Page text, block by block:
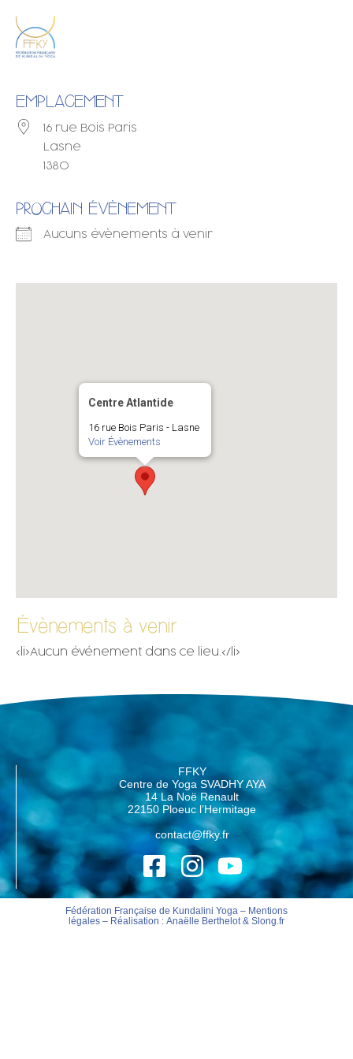
EMPLACEMENT
16 rue Bois Paris
Lasne
1380
PROCHAIN ÉVÈNEMENT
Aucuns évènements à venir
Centre Atlantide
16 rue Bois Paris - Lasne
Voir Évènements
Évènements à venir
<li>Aucun événement dans ce lieu.</li>
FFKY
Centre de Yoga SVADHY AYA
14 La Noë Renault
22150 Ploeuc l’Hermitage
contact@ffky.fr
Fédération Française de Kundalini Yoga – Mentions
légales– Réalisation : Anaëlle Berthelot& Slong.fr